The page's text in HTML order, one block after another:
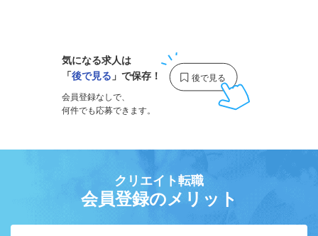
気になる求人は
「後で見る 」で保存！
会員登録なしで、
何件でも応募できます。
クリエイト転職
会員登録のメリット